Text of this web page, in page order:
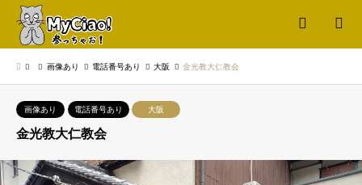
画像あり 電話番号あり 大阪 金光教大仁教会
画像あり 電話番号あり 大阪
金光教大仁教会